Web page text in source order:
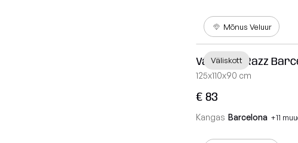
Väliskott
Mõnus Veluur
Väliskott Razz
125x110x90 cm
€ 83
Kangas Barcelona +11